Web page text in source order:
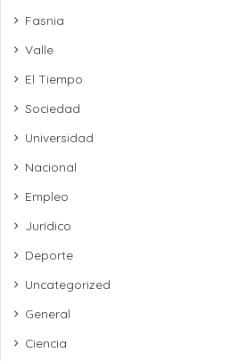
Fasnia
Valle
El Tiempo
Sociedad
Universidad
Nacional
Empleo
Jurídico
Deporte
Uncategorized
General
Ciencia